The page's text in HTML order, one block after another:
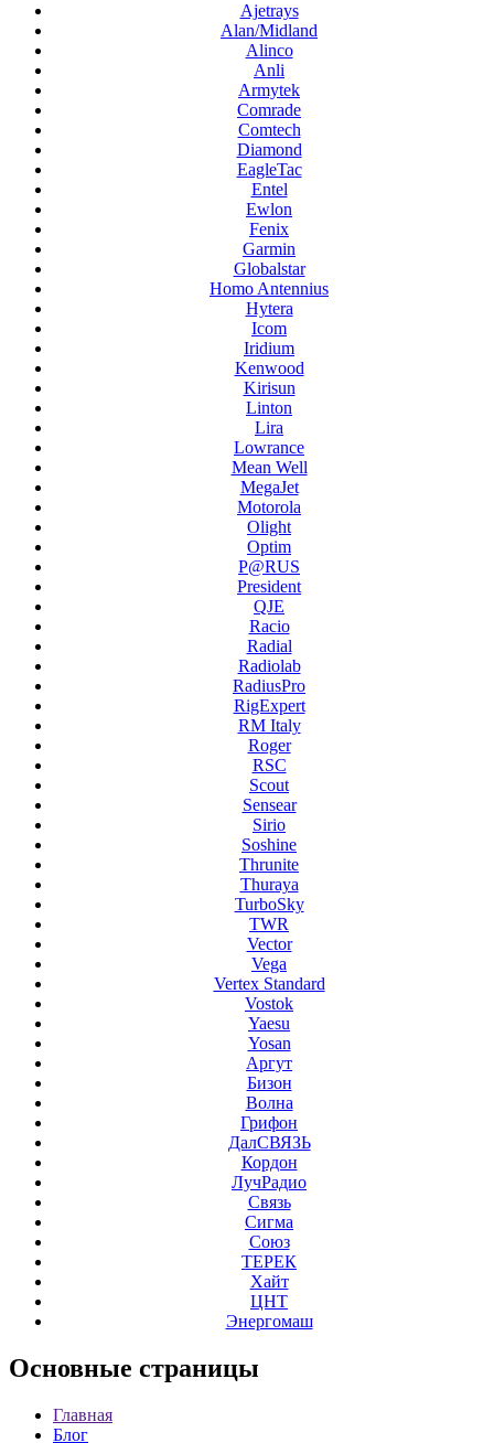
Ajetrays
Alan/Midland
Alinco
Anli
Armytek
Comrade
Comtech
Diamond
EagleTac
Entel
Ewlon
Fenix
Garmin
Globalstar
Homo Antennius
Hytera
Icom
Iridium
Kenwood
Kirisun
Linton
Lira
Lowrance
Mean Well
MegaJet
Motorola
Olight
Optim
P@RUS
President
QJE
Racio
Radial
Radiolab
RadiusPro
RigExpert
RM Italy
Roger
RSC
Scout
Sensear
Sirio
Soshine
Thrunite
Thuraya
TurboSky
TWR
Vector
Vega
Vertex Standard
Vostok
Yaesu
Yosan
Аргут
Бизон
Волна
Грифон
ДалСВЯЗЬ
Кордон
ЛучРадио
Связь
Сигма
Союз
ТЕРЕК
Хайт
ЦНТ
Энергомаш
Основные страницы
Главная
Блог